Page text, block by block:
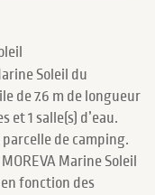
Soleil du
de 7.6 m de longueur
et 1 salle(s) d’eau.
de camping.
Marine Soleil
fonction des